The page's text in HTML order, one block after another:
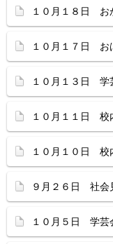
１０月１８日 お
１０月１７日 お
１０月１３日 学
１０月１１日 校
１０月１０日 校
９月２６日 社会
１０月５日 学芸